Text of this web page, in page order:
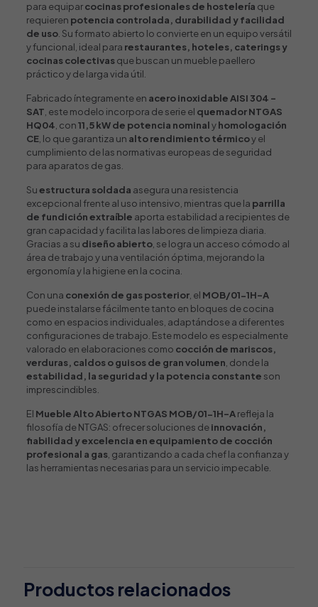
para equiparcocinas profesionales de hostelería que
requieren potencia controlada, durabilidad y facilidad
de uso. Su formato abierto lo convierte en un equipo versátil
y funcional, ideal para restaurantes, hoteles, caterings y
cocinas colectivasque buscan un mueble paellero
práctico y de larga vida útil.
Fabricado íntegramente en acero inoxidable AISI 304 –
SAT , este modelo incorpora de serie el quemador NTGAS
HQ04 , con11,5 kW de potencia nominalyhomologación
CE, lo que garantiza un alto rendimiento térmicoy el
cumplimiento de las normativas europeas de seguridad
para aparatos de gas.
Suestructura soldada asegura una resistencia
excepcional frente al uso intensivo, mientras que la parrilla
de fundición extraíble aporta estabilidad a recipientes de
gran capacidad y facilita las labores de limpieza diaria.
Gracias a su diseño abierto, se logra un acceso cómodo al
área de trabajo y una ventilación óptima, mejorando la
ergonomía y la higiene en la cocina.
Con una conexión de gas posterior, el MOB/01-1H-A
puede instalarse fácilmente tanto en bloques de cocina
como en espacios individuales, adaptándose a diferentes
configuraciones de trabajo. Este modelo es especialmente
valorado en elaboraciones como cocción de mariscos,
verduras, caldos o guisos de gran volumen , donde la
estabilidad, la seguridad y la potencia constante son
imprescindibles.
El Mueble Alto Abierto NTGAS MOB/01-1H-Arefleja la
filosofía de NTGAS: ofrecer soluciones deinnovación,
fiabilidad y excelencia en equipamiento de cocción
profesional a gas, garantizando a cada chef la confianza y
las herramientas necesarias para un servicio impecable.
Opciones de quemador
Paellero Gas Alto Abierto NTGAS
Productos relacionados